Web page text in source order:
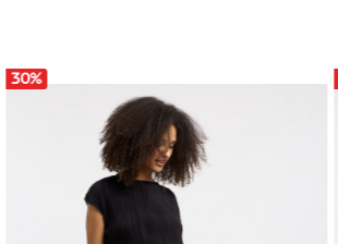
30%